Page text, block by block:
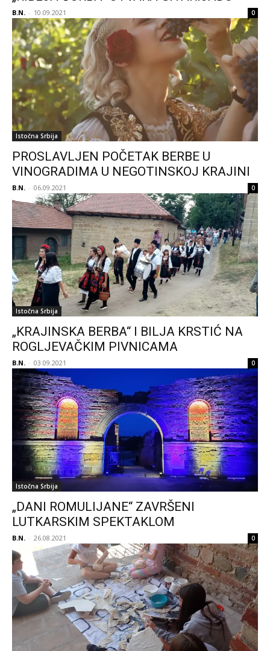
B.N. - 10.09.2021 0
Istočna Srbija
PROSLAVLJEN POČETAK BERBE U
VINOGRADIMA U NEGOTINSKOJ KRAJINI
B.N. - 06.09.2021 0
Istočna Srbija
„KRAJINSKA BERBA“ I BILJA KRSTIĆ NA
ROGLJEVAČKIM PIVNICAMA
B.N. - 03.09.2021 0
Istočna Srbija
„DANI ROMULIJANE“ ZAVRŠENI
LUTKARSKIM SPEKTAKLOM
B.N. - 26.08.2021 0